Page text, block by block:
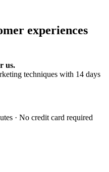
experiences
us.
techniques with 14 days
· No credit card required